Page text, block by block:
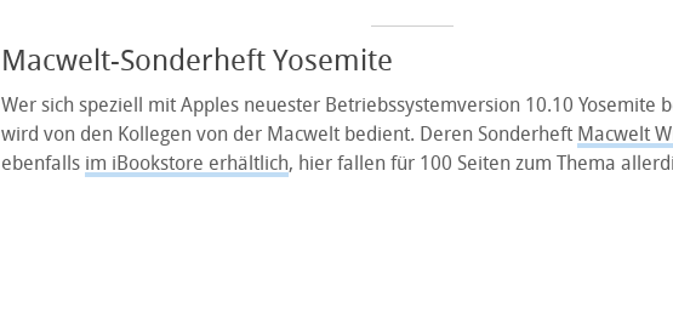
Macwelt-Sonderheft Yosemite
Wer sich speziell mit Apples neuester Betriebssystemversion 10.10 Yosemite
wird von den Kollegen von der Macwelt bedient. Deren Sonderheft Macwelt
ebenfalls im iBookstore erhältlich, hier fallen für 100 Seiten zum Thema